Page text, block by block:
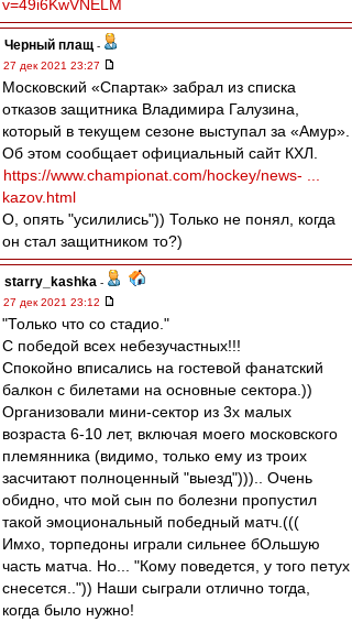
v=49i6KwVNELM
Черный плащ -
27 дек 2021 23:27
Московский «Спартак» забрал из списка
отказов защитника Владимира Галузина,
который в текущем сезоне выступал за «Амур».
Об этом сообщает официальный сайт КХЛ.
https://www.championat.com/hockey/news- ...
kazov.html
О, опять "усилились")) Только не понял, когда
он стал защитником то?)
starry_kashka -
27 дек 2021 23:12
"Только что со стадио."
С победой всех небезучастных!!!
Спокойно вписались на гостевой фанатский
балкон с билетами на основные сектора.))
Организовали мини-сектор из 3х малых
возраста 6-10 лет, включая моего московского
племянника (видимо, только ему из троих
засчитают полноценный "выезд"))).. Очень
обидно, что мой сын по болезни пропустил
такой эмоциональный победный матч.(((
Имхо, торпедоны играли сильнее бОльшую
часть матча. Но... "Кому поведется, у того петух
снесется..")) Наши сыграли отлично тогда,
когда было нужно!